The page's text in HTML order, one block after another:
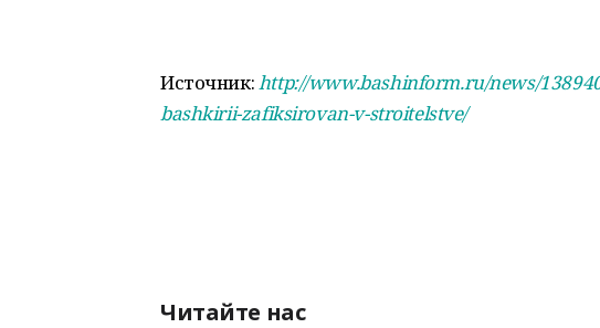
Источник:http://www.bashinform.ru/news/
bashkirii-zafiksirovan-v-stroitelstve/
Читайте нас